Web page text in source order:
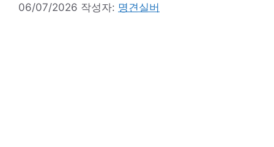
06/07/2026 작성자: 명견실버